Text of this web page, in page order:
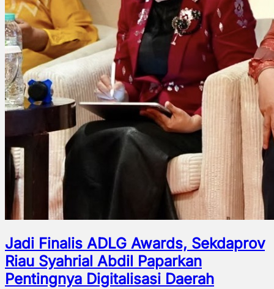
Jadi Finalis ADLG Awards, Sekdaprov
Riau Syahrial Abdil Paparkan
Pentingnya Digitalisasi Daerah